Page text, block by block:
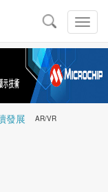
切
換
導
導
航
發展 AR/VR